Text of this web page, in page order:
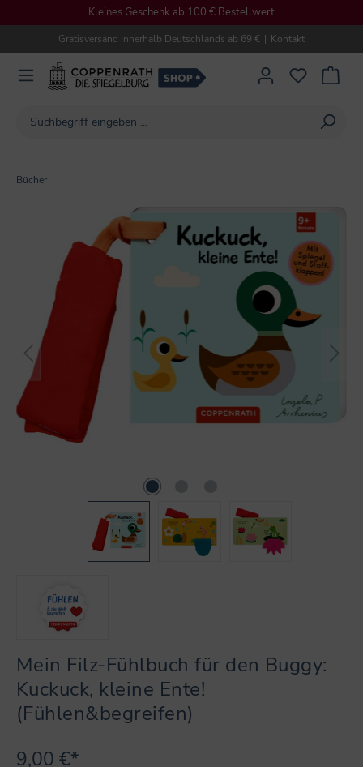
Kleines Geschenk ab 100 € Bestellwert
Gratisversand innerhalb Deutschlands ab 69 € | Kontakt
Bücher
Bildergalerie überspringen
Mein Filz-Fühlbuch für den Buggy:
Kuckuck, kleine Ente!
(Fühlen&begreifen)
9,00 €*